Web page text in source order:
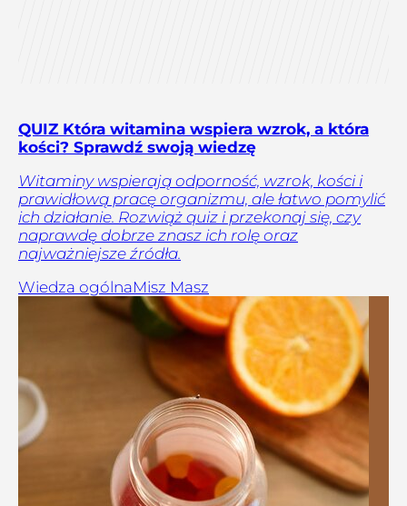
QUIZ Która witamina wspiera wzrok, a która
kości? Sprawdź swoją wiedzę
Witaminy wspierają odporność, wzrok, kości i
prawidłową pracę organizmu, ale łatwo pomylić
ich działanie. Rozwiąż quiz i przekonaj się, czy
naprawdę dobrze znasz ich rolę oraz
najważniejsze źródła.
Wiedza ogólnaMisz Masz